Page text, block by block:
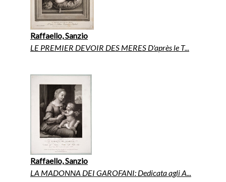
Raffaello, Sanzio
LE PREMIER DEVOIR DES MERES D'après le T...
Raffaello, Sanzio
LA MADONNA DEI GAROFANI: Dedicata agli A...